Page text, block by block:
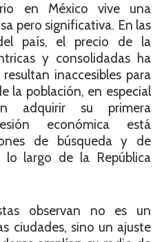
en México vive una
pero significativa. En las
país, el precio de la
y consolidadas ha
inaccesibles para
la población, en especial
adquirir su primera
económica está
de búsqueda y de
largo de la República
observan no es un
ciudades, sino un ajuste